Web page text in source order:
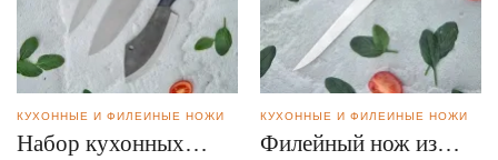
КУХОННЫЕ И ФИЛЕЙНЫЕ НОЖИ
Набор кухонных
КУХОННЫЕ И ФИЛЕЙНЫЕ НОЖИ
Филейный нож из